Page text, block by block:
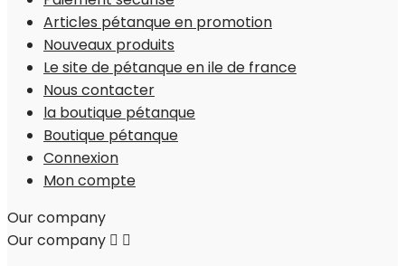
Articles pétanque en promotion
Nouveaux produits
Le site de pétanque en ile de france
Nous contacter
la boutique pétanque
Boutique pétanque
Connexion
Mon compte
Our company
Our company  